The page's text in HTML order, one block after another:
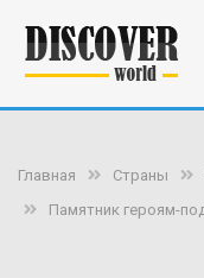
Главная Страны
Памятник героям-